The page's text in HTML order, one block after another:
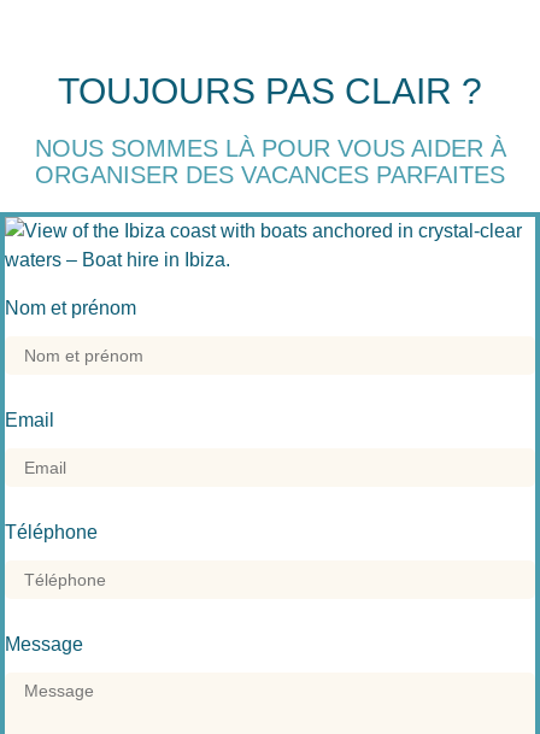
TOUJOURS PAS CLAIR ?
NOUS SOMMES LÀ POUR VOUS AIDER À
ORGANISER DES VACANCES PARFAITES
Nom et prénom
Email
Téléphone
Message